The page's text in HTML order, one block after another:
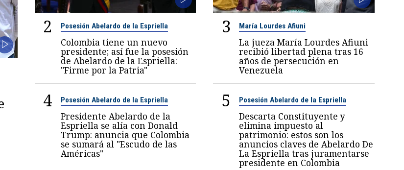
2 Posesión Abelardo de la Espriella
Colombia tiene un nuevo
presidente; así fue la posesión
de Abelardo de la Espriella:
"Firme por la Patria"
3 María Lourdes Afiuni
La jueza María Lourdes Afiuni
recibió libertad plena tras 16
años de persecución en
Venezuela
4 Posesión Abelardo de la Espriella
Presidente Abelardo de la
Espriella se alía con Donald
Trump: anuncia que Colombia
se sumará al "Escudo de las
Américas"
5 Posesión Abelardo de la Espriella
Descarta Constituyente y
elimina impuesto al
patrimonio: estos son los
anuncios claves de Abelardo De
La Espriella tras juramentarse
presidente en Colombia